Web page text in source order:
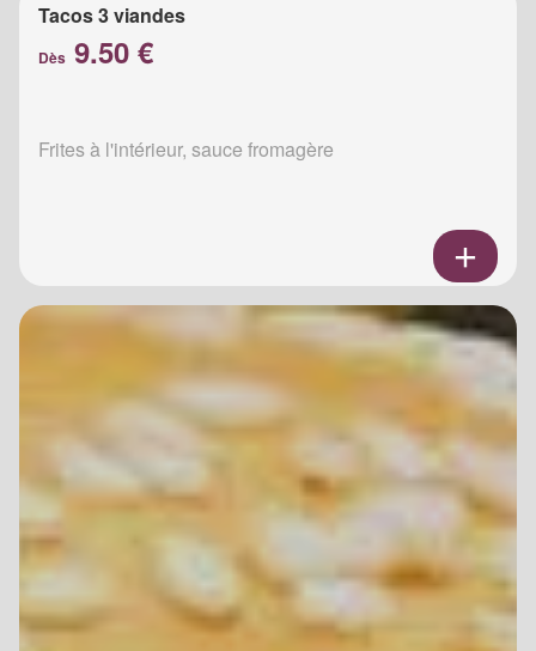
Tacos 3 viandes
Dès 9.50 €
Frites à l'intérieur, sauce fromagère